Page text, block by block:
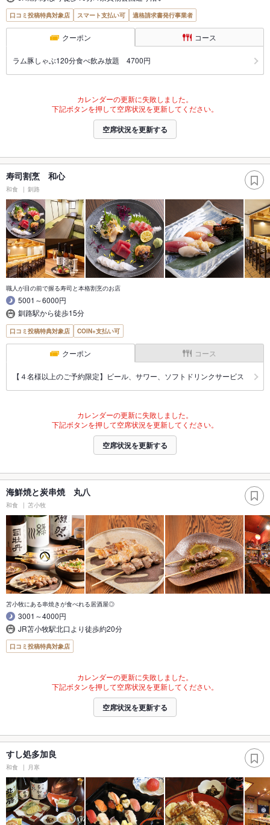
口コミ投稿特典対象店 スマート支払い可 適格請求書発行事業者
クーポン コース
ラム豚しゃぶ120分食べ飲み放題 4700円
カレンダーの更新に失敗しました。
下記ボタンを押して空席状況を更新してください。
空席状況を更新する
寿司割烹 和心
和食 釧路
職人が目の前で握る寿司と本格割烹のお店
5001～6000円
釧路駅から徒歩15分
口コミ投稿特典対象店 COIN+支払い可
クーポン コース
【４名様以上のご予約限定】ビール、サワー、ソフトドリンクサービス
カレンダーの更新に失敗しました。
下記ボタンを押して空席状況を更新してください。
空席状況を更新する
海鮮焼と炭串焼 丸八
和食 苫小牧
苫小牧にある串焼きが食べれる居酒屋◎
3001～4000円
JR苫小牧駅北口より徒歩約20分
口コミ投稿特典対象店
カレンダーの更新に失敗しました。
下記ボタンを押して空席状況を更新してください。
空席状況を更新する
すし処多加良
和食 月寒